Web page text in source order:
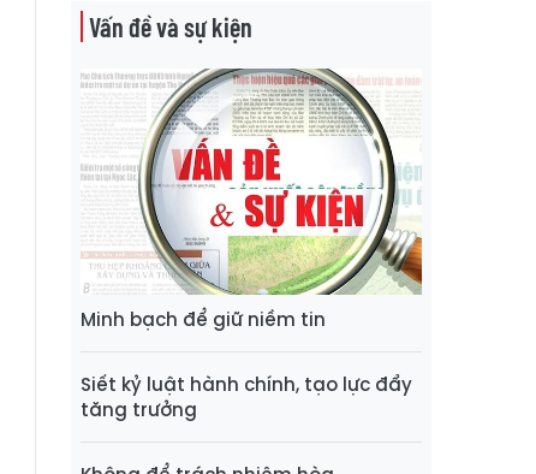
Vấn đề và sự kiện
Minh bạch để giữ niềm tin
Siết kỷ luật hành chính, tạo lực đẩy
tăng trưởng